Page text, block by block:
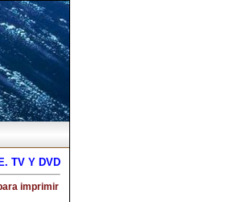
TV Y DVD
imprimir